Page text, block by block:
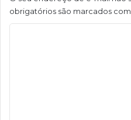
obrigatórios são marcados com